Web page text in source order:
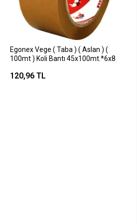
Egonex Vege ( Taba ) ( Aslan ) (
100mt ) Koli Bantı 45x100mt.*6x8
120,96 TL